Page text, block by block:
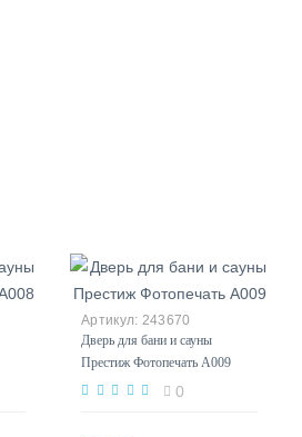
243670
Дверь для бани и сауны
Престиж Фотопечать А009
0